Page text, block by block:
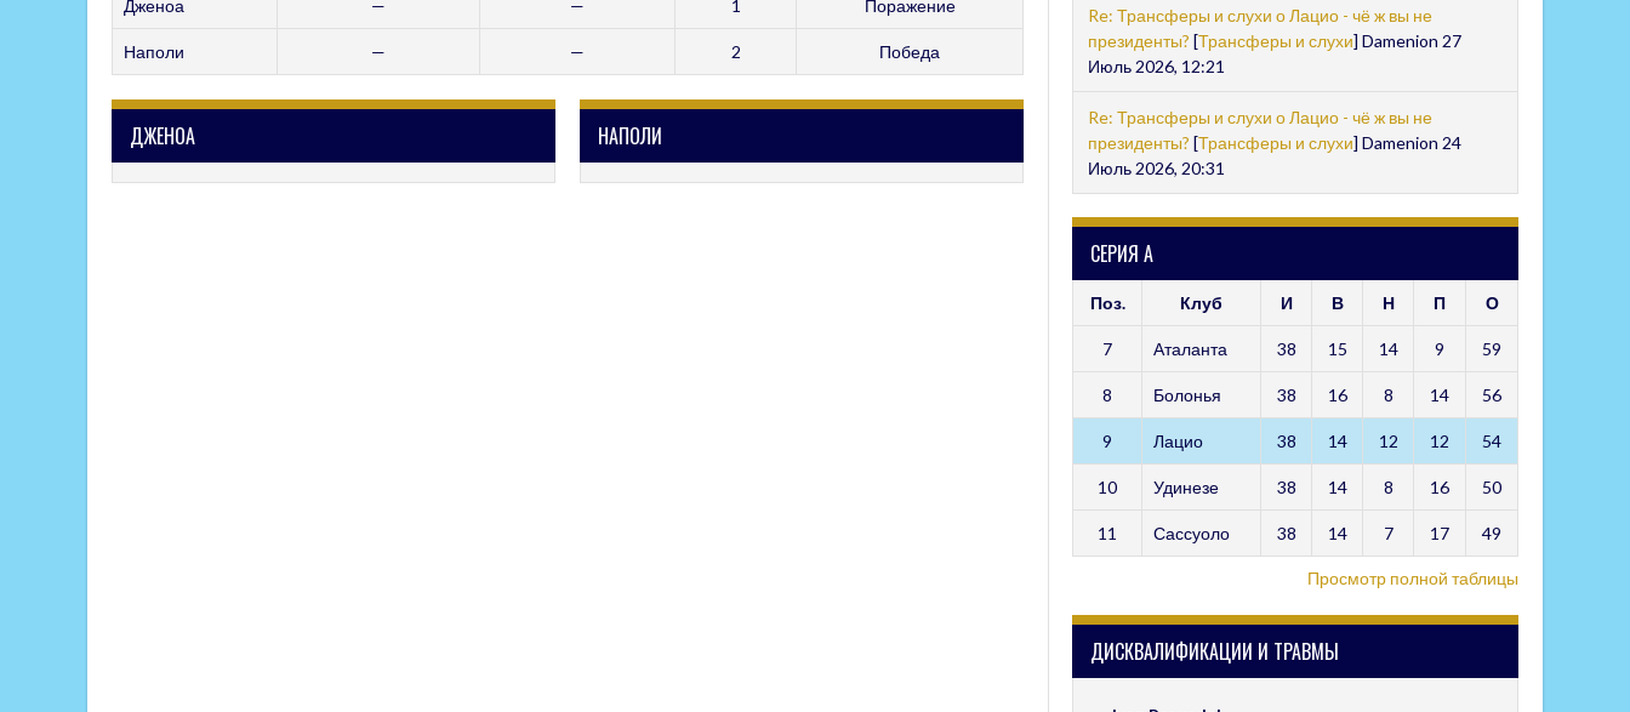
Дженоа — — 1 Поражение
Наполи — — 2 Победа
ДЖЕНОА НАПОЛИ
Re: Трансферы и слухи о Лацио - чё ж вы не
президенты? [Трансферы и слухи] Damenion 27
Июль 2026, 12:21
Re: Трансферы и слухи о Лацио - чё ж вы не
президенты? [Трансферы и слухи] Damenion 24
Июль 2026, 20:31
СЕРИЯ А
Поз. Клуб И В Н П О
7 Аталанта 38 15 14 9 59
8 Болонья 38 16 8 14 56
9 Лацио 38 14 12 12 54
10 Удинезе 38 14 8 16 50
11 Сассуоло 38 14 7 17 49
Просмотр полной таблицы
ДИСКВАЛИФИКАЦИИ И ТРАВМЫ